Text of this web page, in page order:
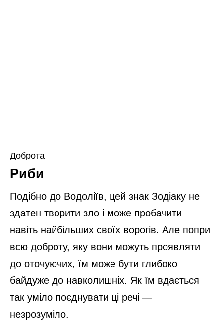
Доброта
Риби
Подібно до Водоліїв, цей знак Зодіаку не
здатен творити зло і може пробачити
навіть найбільших своїх ворогів. Але попри
всю доброту, яку вони можуть проявляти
до оточуючих, їм може бути глибоко
байдуже до навколишніх. Як їм вдається
так уміло поєднувати ці речі —
незрозуміло.